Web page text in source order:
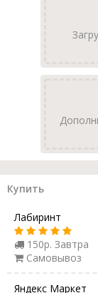
Купить
Лабиринт
150р. Завтра
Самовывоз
Яндекс Маркет